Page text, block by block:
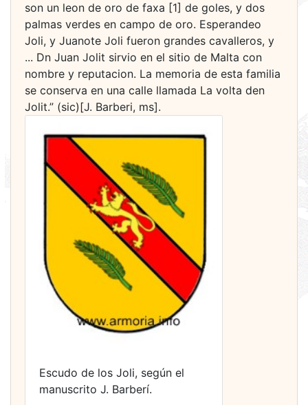
son un leon de oro de faxa [1] de goles, y dos
palmas verdes en campo de oro. Esperandeo
Joli, y Juanote Joli fueron grandes cavalleros, y
... Dn Juan Jolit sirvio en el sitio de Malta con
nombre y reputacion. La memoria de esta familia
se conserva en una calle llamada La volta den
Jolit.” (sic)[J. Barberi, ms].
Escudo de los Joli, según el
manuscrito J. Barberí.